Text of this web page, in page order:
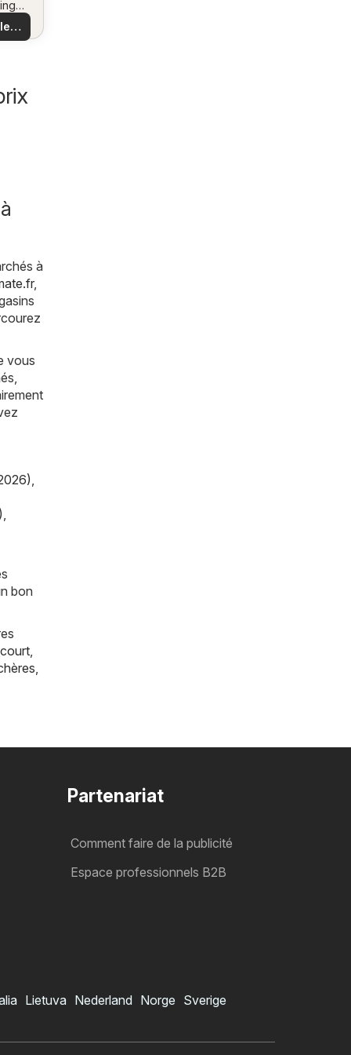
à
,
vous
bon
Partenariat
Comment faire de la publicité
Espace professionnels B2B
Lietuva Nederland Norge Sverige